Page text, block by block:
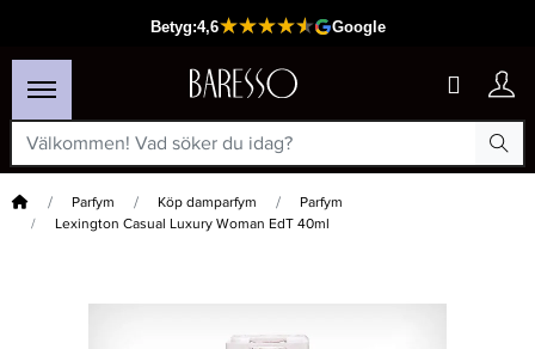
Hem Parfym Köp damparfym
Parfym
Lexington Casual Luxury Woman EdT 40ml